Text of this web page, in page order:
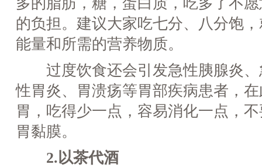
的负担。建议大家吃七分、八分饱
能量和所需的营养物质。
过度饮食还会引发急性胰腺炎、
性胃炎、胃溃疡等胃部疾病患者，
胃，吃得少一点，容易消化一点，
胃黏膜。
2.以茶代酒